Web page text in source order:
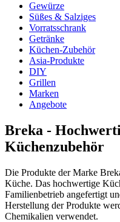
Gewürze
Süßes & Salziges
Vorratsschrank
Getränke
Küchen-Zubehör
Asia-Produkte
DIY
Grillen
Marken
Angebote
Breka -
Küchenzubehör
Die Produkte der Marke
Küche. Das hochwertige
Familienbetrieb angefertigt
Herstellung der Produkte
Chemikalien verwendet.